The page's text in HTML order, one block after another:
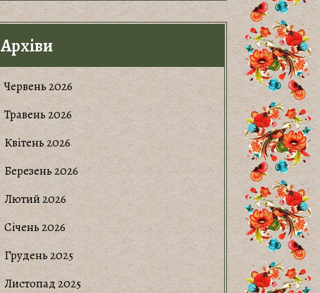
Архіви
Червень 2026
Травень 2026
Квітень 2026
Березень 2026
Лютий 2026
Січень 2026
Грудень 2025
Листопад 2025